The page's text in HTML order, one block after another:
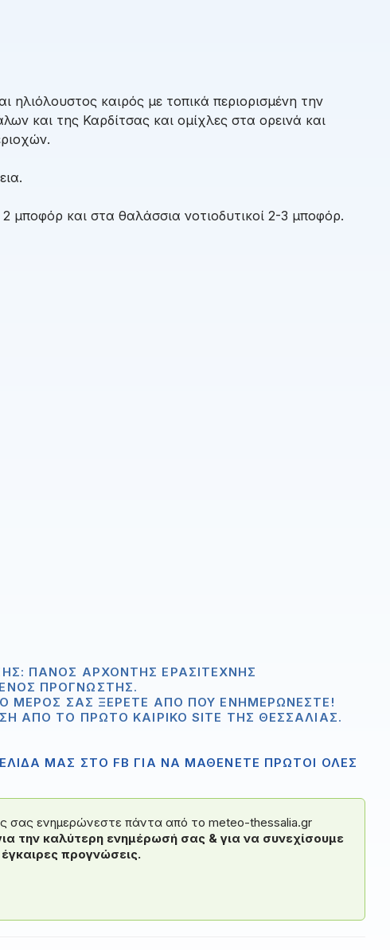
ηλιόλουστος καιρός με τοπικά περιορισμένη την
και της Καρδίτσας και ομίχλες στα ορεινά και
2 μποφόρ και στα θαλάσσια νοτιοδυτικοί 2-3 μποφόρ.
ΠΆΝΟΣ ΑΡΧΟΝΤΉΣ ΕΡΑΣΙΤΈΧΝΗΣ
ΠΡΟΓΝΏΣΤΗΣ.
ΜΈΡΟΣ ΣΑΣ ΞΈΡΕΤΕ ΑΠΟ ΠΟΥ ΕΝΗΜΕΡΏΝΕΣΤΕ!
ΑΠΟ ΤΟ ΠΡΏΤΟ ΚΑΙΡΙΚΌ SITE ΤΗΣ ΘΕΣΣΑΛΊΑΣ.
ΜΑΣ ΣΤΟ FB ΓΙΑ ΝΑ ΜΑΘΕΝΕΤΕ ΠΡΩΤΟΙ ΟΛΕΣ
σας ενημερώνεστε πάντα από το meteo-thessalia.gr
την καλύτερη ενημέρωσή σας & για να συνεχίσουμε
προγνώσεις.